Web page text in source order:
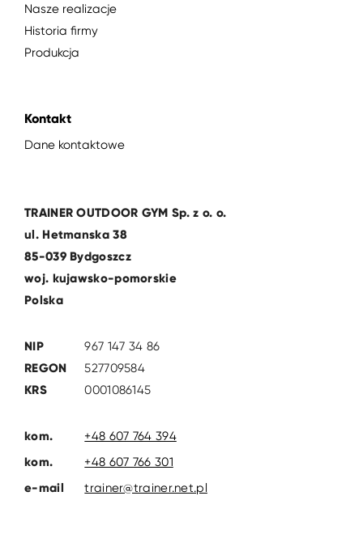
Nasze realizacje
Historia firmy
Produkcja
Kontakt
Dane kontaktowe
TRAINER OUTDOOR GYM Sp. z o. o.
ul. Hetmanska 38
85-039 Bydgoszcz
woj. kujawsko-pomorskie
Polska
NIP
967 147 34 86
REGON
527709584
KRS
0001086145
kom.
+48 607 764 394
kom.
+48 607 766 301
e-mail
trainer@trainer.net.pl